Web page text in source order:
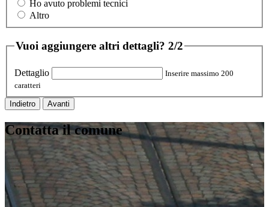
Ho avuto problemi tecnici
Altro
Vuoi aggiungere altri dettagli? 2/2
Dettaglio
Inserire massimo 200
caratteri
Indietro Avanti
Contatta il comune